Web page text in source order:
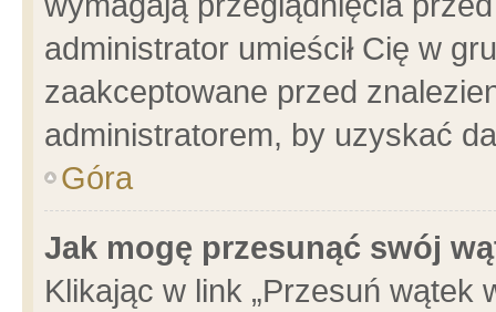
administrator umieścił Cię w
zaakceptowane przed
administratorem, by uzyskać
Góra
Jak mogę przesunąć swój
Klikając w link „Przesuń wątek